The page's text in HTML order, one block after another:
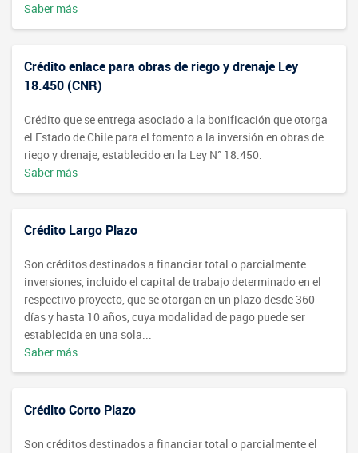
Saber más
Crédito enlace para obras de riego y drenaje Ley
18.450 (CNR)
Crédito que se entrega asociado a la bonificación que otorga
el Estado de Chile para el fomento a la inversión en obras de
riego y drenaje, establecido en la Ley N° 18.450.
Saber más
Crédito Largo Plazo
Son créditos destinados a financiar total o parcialmente
inversiones, incluido el capital de trabajo determinado en el
respectivo proyecto, que se otorgan en un plazo desde 360
días y hasta 10 años, cuya modalidad de pago puede ser
establecida en una sola...
Saber más
Crédito Corto Plazo
Son créditos destinados a financiar total o parcialmente el